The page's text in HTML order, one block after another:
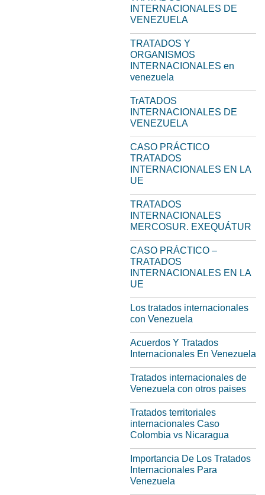
INTERNACIONALES DE
VENEZUELA
TRATADOS Y
ORGANISMOS
INTERNACIONALES en
venezuela
TrATADOS
INTERNACIONALES DE
VENEZUELA
CASO PRÁCTICO
TRATADOS
INTERNACIONALES EN LA
UE
TRATADOS
INTERNACIONALES
MERCOSUR. EXEQUÁTUR
CASO PRÁCTICO –
TRATADOS
INTERNACIONALES EN LA
UE
Los tratados internacionales
con Venezuela
Acuerdos Y Tratados
Internacionales En Venezuela
Tratados internacionales de
Venezuela con otros paises
Tratados territoriales
internacionales Caso
Colombia vs Nicaragua
Importancia De Los Tratados
Internacionales Para
Venezuela